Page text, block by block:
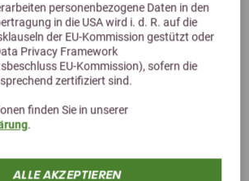
personenbezogene Daten in den
in die USA wird i. d. R. auf die
der EU-Kommission gestützt oder
Privacy Framework
EU-Kommission), sofern die
zertifiziert sind.
finden Sie in unserer
.
ALLE AKZEPTIEREN
Produkte